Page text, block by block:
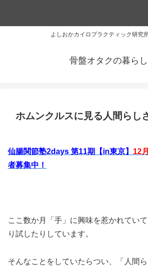
よしおかカイロプラクティック研究
骨盤オタクの暮らし
ホムンクルスに見る人間らし
仙腸関節塾2days 第11期【in東京】 12
者募集中！
ここ数か月「手」に興味を惹かれてい
り試したりしています。
そんなことをしていたらつい、「人間